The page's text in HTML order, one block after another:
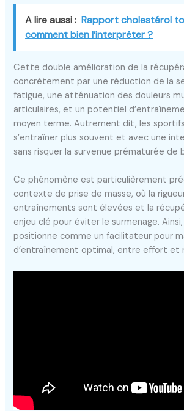
A lire aussi : Rapport cholestérol
comment bien l’interpréter ?
Cette double amélioration de la
concrètement par une réduction de la
fatigue, une atténuation des douleurs
articulaires, et un potentiel
moyen terme. Autrement dit, les
s’entraîner plus souvent et avec une
sans risquer la survenue prématurée de
Ce phénomène est particulièrement
contexte de prise de masse, où la
entraînements sont élevées et la
enjeu clé pour éviter le surmenage.
positionne comme un facilitateur pour
d’entraînement optimal, entre effort et